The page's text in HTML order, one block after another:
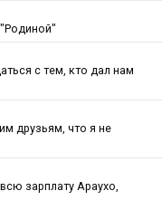
с тем, кто дал нам
друзьям, что я не
зарплату Араухо,